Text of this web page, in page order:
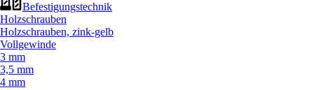
Befestigungstechnik
Holzschrauben
Holzschrauben, zink-gelb
Vollgewinde
3 mm
3,5 mm
4 mm